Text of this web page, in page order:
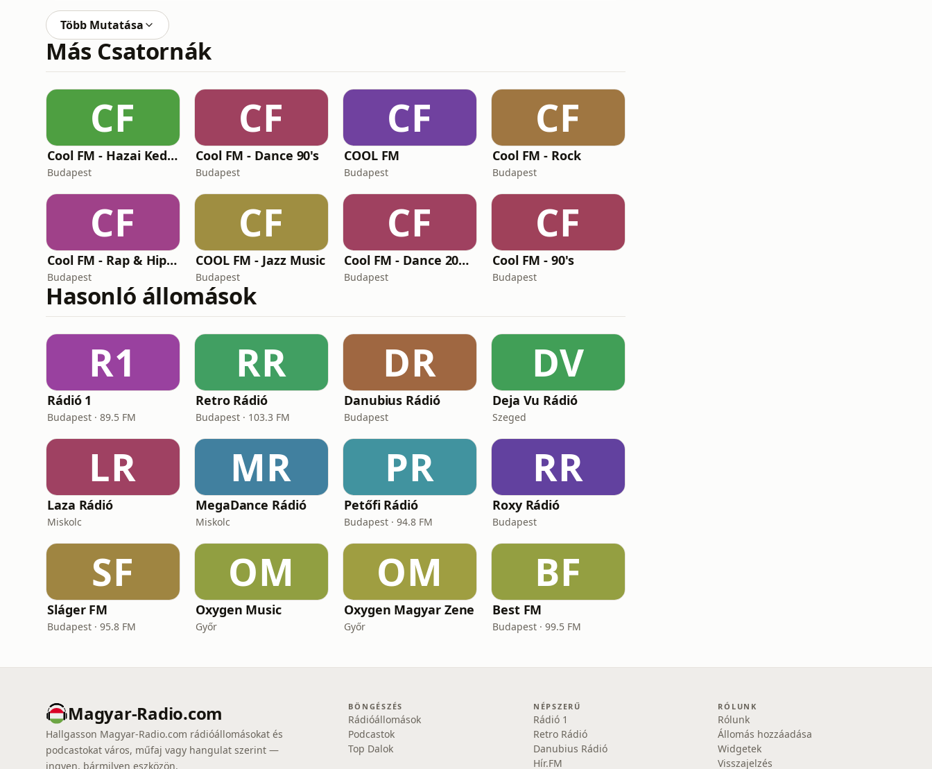
Több Mutatása
Más Csatornák
CF
Cool FM - Hazai Kedvencek
Budapest
CF
Cool FM - Dance 90's
Budapest
CF
COOL FM
Budapest
CF
Cool FM - Rock
Budapest
CF
Cool FM - Rap & Hip Hop
Budapest
CF
COOL FM - Jazz Music
Budapest
CF
Cool FM - Dance 2000's
Budapest
CF
Cool FM - 90's
Budapest
Hasonló állomások
R1
Rádió 1
Budapest · 89.5 FM
RR
Retro Rádió
Budapest · 103.3 FM
DR
Danubius Rádió
Budapest
DV
Deja Vu Rádió
Szeged
LR
Laza Rádió
Miskolc
MR
MegaDance Rádió
Miskolc
PR
Petőfi Rádió
Budapest · 94.8 FM
RR
Roxy Rádió
Budapest
SF
Sláger FM
Budapest · 95.8 FM
OM
Oxygen Music
Győr
OM
Oxygen Magyar Zene
Győr
BF
Best FM
Budapest · 99.5 FM
Magyar-Radio.com
Hallgasson Magyar-Radio.com rádióállomásokat és
podcastokat város, műfaj vagy hangulat szerint —
ingyen, bármilyen eszközön.
BÖNGÉSZÉS
Rádióállomások
Podcastok
Top Dalok
NÉPSZERŰ
Rádió 1
Retro Rádió
Danubius Rádió
Hír.FM
RÓLUNK
Rólunk
Állomás hozzáadása
Widgetek
Visszajelzés